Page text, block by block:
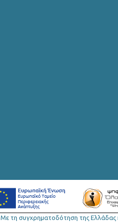
Οκτωβρίου 2018
Σεπτεμβρίου 2018
Με τη συγχρηµατοδότηση της Ελλάδας